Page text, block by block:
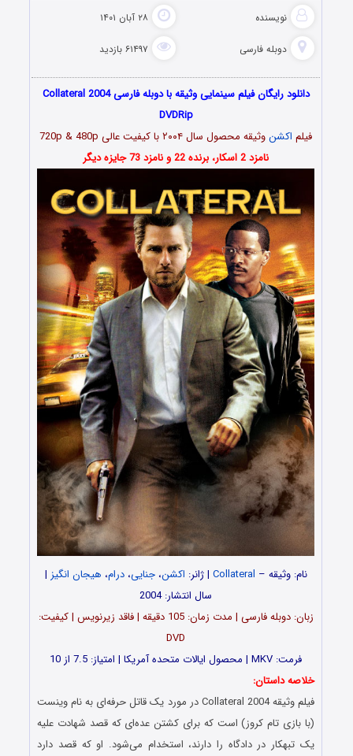
نویسنده ۲۸ آبان ۱۴۰۱
دوبله فارسی ۶۱۴۹۷ بازدید
دانلود رایگان فیلم سینمایی وثیقه با دوبله فارسی Collateral 2004
DVDRip
فیلم اکشنوثیقه محصول سال ۲۰۰۴ با کیفیت عالی 720p & 480p
نامزد 2 اسکار، برنده 22 و نامزد 73 جایزه دیگر
نام: وثیقه – Collateral | ژانر: اکشن،جنایی،درام، هیجان انگیز |
سال انتشار: 2004
زبان‌: دوبله فارسی | مدت زمان: 105 دقیقه | فاقد زیرنویس | کیفیت:
DVD
فرمت: MKV | محصول ایالات متحده آمریکا | امتیاز: 7.5 از 10
خلاصه داستان:
فیلم وثیقه Collateral 2004 در مورد یک قاتل حرفه‌ای به نام وینست
(با بازی تام کروز) است که برای کشتن عده‌ای که قصد شهادت علیه
یک تبهکار در دادگاه را دارند، استخدام می‌شود. او که قصد دارد